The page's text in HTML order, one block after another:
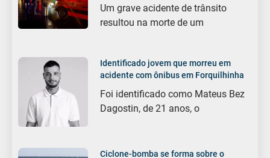
Um grave acidente de trânsito
resultou na morte de um
Identificado jovem que morreu em
acidente com ônibus em Forquilhinha
Foi identificado como Mateus Bez
Dagostin, de 21 anos, o
Ciclone-bomba se forma sobre o